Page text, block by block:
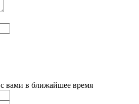
вами в ближайшее время